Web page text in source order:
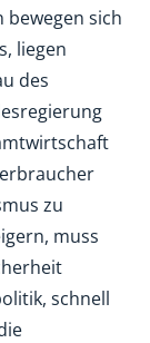
sich
liegen
des
zu
muss
schnell